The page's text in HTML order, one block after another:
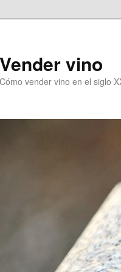
Vender vino
Cómo vender vino en el siglo